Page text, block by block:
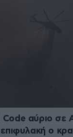
αύριο σε
ο